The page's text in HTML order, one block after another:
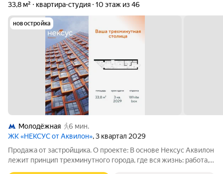
33,8 м²
квартира-студия 10 этаж из 46
новостройка
Молодёжная
6 мин.
ЖК «НЕКСУС от Аквилон», 3 квартал 2029
Продажа от застройщика. О проекте: В основе Нексус Аквилон
лежит принцип трехминутного города, где вся жизнь: работа,